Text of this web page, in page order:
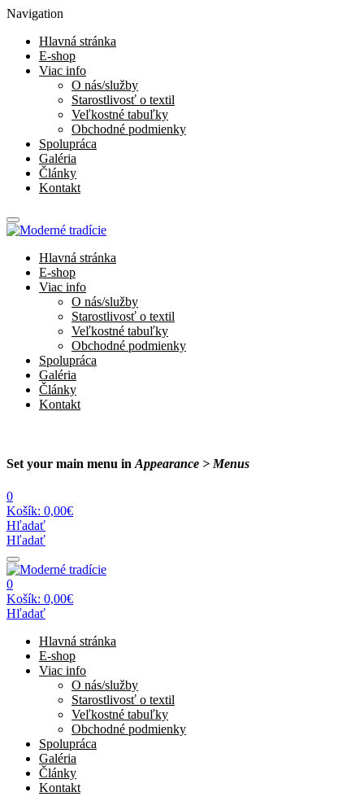
Navigation
Hlavná stránka
E-shop
Viac info
O nás/služby
Starostlivosť o textil
Veľkostné tabuľky
Obchodné podmienky
Spolupráca
Galéria
Články
Kontakt
Hlavná stránka
E-shop
Viac info
O nás/služby
Starostlivosť o textil
Veľkostné tabuľky
Obchodné podmienky
Spolupráca
Galéria
Články
Kontakt
Set your main menu in Appearance > Menus
0
Košík: 0,00€
Hľadať
Hľadať
0
Košík: 0,00€
Hľadať
Hlavná stránka
E-shop
Viac info
O nás/služby
Starostlivosť o textil
Veľkostné tabuľky
Obchodné podmienky
Spolupráca
Galéria
Články
Kontakt